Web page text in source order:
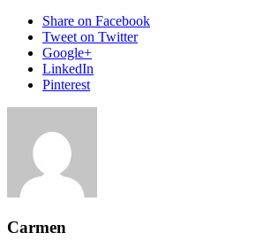
Share on Facebook
Tweet on Twitter
Google+
LinkedIn
Pinterest
Carmen